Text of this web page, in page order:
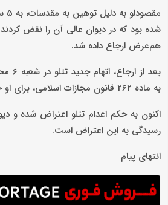
شده بود که در دیوان عالی آن را نقض
هم‌عرض ارجاع داده شد.
بعد از
به ماده 262 قانون مجازات اسلامی، برای او حکم اعدام صادر کردند.
اکنون به حکم اعدام تتلو اعتراض شده و
رسیدگی به این اعتراض است.
انتهای پیام